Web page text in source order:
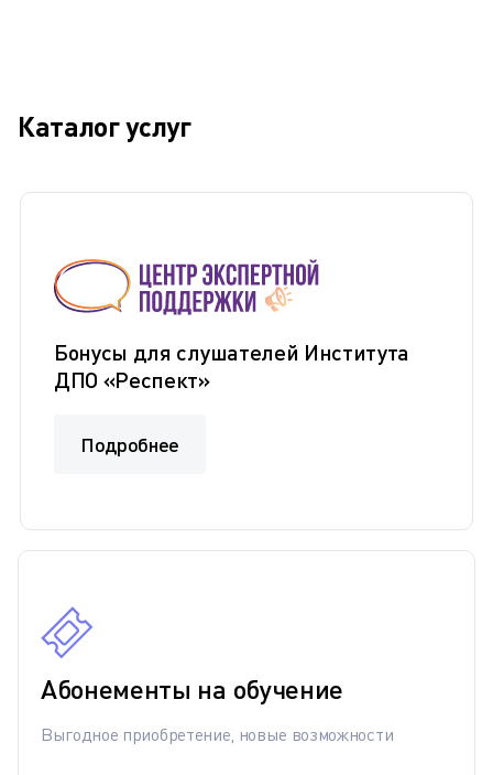
Каталог услуг
Бонусы для слушателей Института
ДПО «Респект»
Подробнее
Абонементы на обучение
Выгодное приобретение, новые возможности